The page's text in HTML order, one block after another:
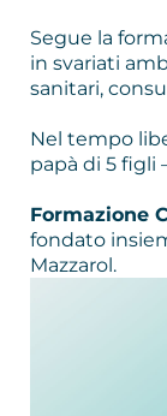
Segue la
in svariati
sanitari,
Nel tempo
papà di 5 figli
Formazione
fondato
Mazzarol.